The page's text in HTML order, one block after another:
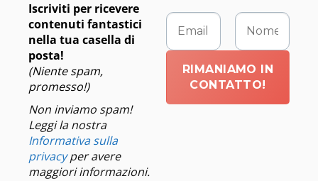
Iscriviti per ricevere
contenuti fantastici
nella tua casella di
posta!
(Niente spam,
promesso!)
Non inviamo spam!
Leggi la nostra
Informativa sulla
privacyper avere
maggiori informazioni.